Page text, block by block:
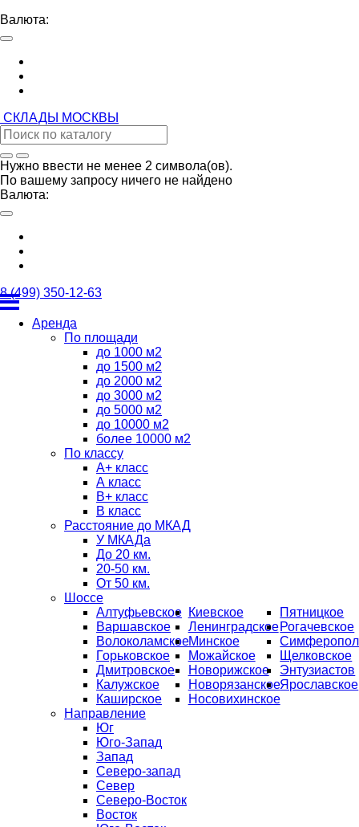
Валюта:
СКЛАДЫ МОСКВЫ
Нужно ввести не менее 2 символа(ов).
По вашему запросу ничего не найдено
Валюта:
8 (499) 350-12-63
Аренда
По площади
до 1000 м2
до 1500 м2
до 2000 м2
до 3000 м2
до 5000 м2
до 10000 м2
более 10000 м2
По классу
А+ класс
А класс
B+ класс
В класс
Расстояние до МКАД
У МКАДа
До 20 км.
20-50 км.
От 50 км.
Шоссе
Алтуфьевское
Варшавское
Волоколамское
Горьковское
Дмитровское
Калужское
Каширское
Киевское
Ленинградское
Минское
Можайское
Новорижское
Новорязанское
Носовихинское
Пятницкое
Рогачевское
Щелковское
Энтузиастов
Ярославское
Направление
Юг
Юго-Запад
Запад
Северо-запад
Север
Северо-Восток
Восток